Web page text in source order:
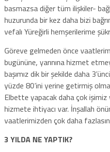
basmazsa diğer tüm ilişkiler-
huzurunda bir kez daha bizi
vefalı Yüreğirli hemşerilerime
Göreve gelmeden önce
bugününe, yarınına hizmet
başımız dik bir şekilde daha
yüzde 80’ini yerine getirmiş
Elbette yapacak daha çok işimiz
hizmete ihtiyacı var. İnşallah
vaatlerimizden çok daha
3 YILDA NE YAPTIK?